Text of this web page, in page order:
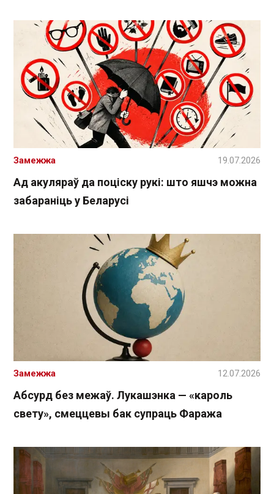
Ад акуляраў да поціску рукі: што яшчэ можна
забараніць у Беларусі
Замежжа 19.07.2026
Абсурд без межаў. Лукашэнка — «кароль
свету», смеццевы бак супраць Фаража
Замежжа 12.07.2026